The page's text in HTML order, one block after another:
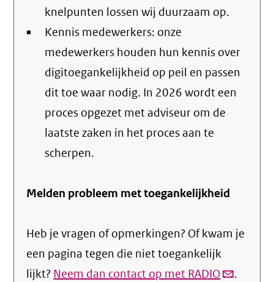
knelpunten lossen wij duurzaam op.
Kennis medewerkers: onze
medewerkers houden hun kennis over
digitoegankelijkheid op peil en passen
dit toe waar nodig. In 2026 wordt een
proces opgezet met adviseur om de
laatste zaken in het proces aan te
scherpen.
Melden probleem met toegankelijkheid
Heb je vragen of opmerkingen? Of kwam je
een pagina tegen die niet toegankelijk
lijkt? Neem dan contact op met RADIO(link.